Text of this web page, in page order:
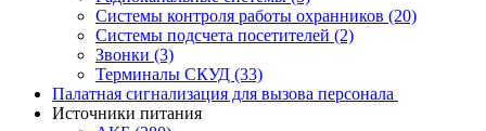
Системы контроля работы охранников (20)
Системы подсчета посетителей (2)
Звонки (3)
Терминалы СКУД (33)
Палатная сигнализация для вызова персонала
Источники питания